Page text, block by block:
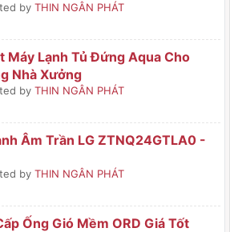
by THIN NGÂN PHÁT
Máy Lạnh Tủ Đứng Aqua Cho
Nhà Xưởng
by THIN NGÂN PHÁT
Âm Trần LG ZTNQ24GTLA0 -
by THIN NGÂN PHÁT
Ống Gió Mềm ORD Giá Tốt